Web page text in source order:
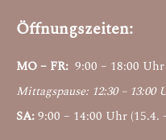
Öffnungszeiten:
MO – FR: 9:00 – 18:00 Uhr
Mittagspause: 12:30 – 13:00
SA:9:00 – 14:00 Uhr (15.4.